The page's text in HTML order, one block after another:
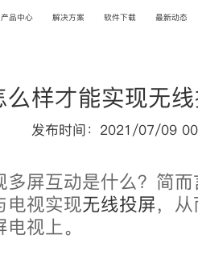
产品中心 解决方案 软件下载 最新动态
么样才能实现无
发布时间：2021/07/09
屏互动是什么？简而
电视实现无线投屏，
视上。